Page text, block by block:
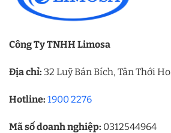
Công Ty TNHH Limosa
Địa chỉ: 32 Luỹ Bán Bích, Tân Thới
Hotline: 1900 2276
Mã số doanh nghiệp: 0312544964